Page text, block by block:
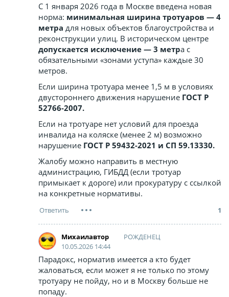
С 1 января 2026 года в Москве введена новая
норма: минимальная ширина тротуаров — 4
метра для новых объектов благоустройства и
реконструкции улиц. В историческом центре
допускается исключение — 3 метра с
обязательными «зонами уступа» каждые 30
метров.
Если ширина тротуара менее 1,5 м в условиях
двустороннего движения нарушение ГОСТ Р
52766-2007.
Если на тротуаре нет условий для проезда
инвалида на коляске (менее 2 м) возможно
нарушение ГОСТ Р 59432-2021 и СП 59.13330.
Жалобу можно направить в местную
администрацию, ГИБДД (если тротуар
примыкает к дороге) или прокуратуру с ссылкой
на конкретные нормативы.
1
Михаилавтор
РОЖДЕНЕЦ
10.05.2026 14:44
Парадокс, норматив имеется а кто будет
жаловаться, если может я не только по этому
тротуару не пойду, но и в Москву больше не
попаду.